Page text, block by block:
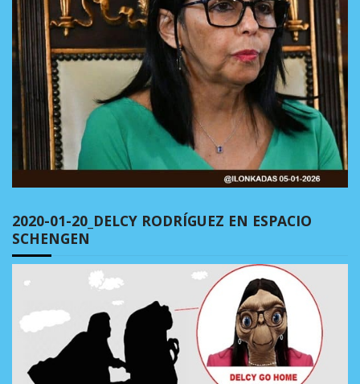
2020-01-20_DELCY RODRÍGUEZ EN ESPACIO
SCHENGEN